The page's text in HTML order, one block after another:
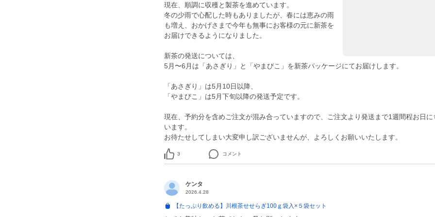
現在、順調に収穫と製茶を進めています。
冬の少雨で心配した時もありましたが、春には恵みの雨
も増え、おかげさまで今年も無事にお客様の元に新茶を
お届けできるようになりました。
新茶の発送については、
5月〜6月は「あさぎり」と「やまびこ」を新茶パッケージにてお届けします。
「あさぎり」は5月10日以降、
「やまびこ」は5月下旬以降の発送予定です。
現在、予約分を含めご注文が混み合っていますので、ご注文より発送まで1週間程お日
います。
お待たせしてしまい大変申し訳ございませんが、よろしくお願いいたします。
3 コメント
ケンタ
2026.4.28
【たっぷり飲める】川根茶せせらぎ100ｇ袋入×５袋セット